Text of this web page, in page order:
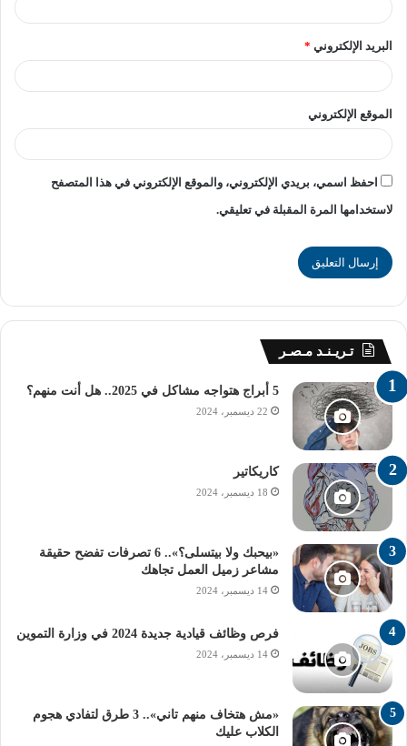
في المنطقة وبين منظمة البكالوريا الدولية، مما يضمن تبادل
أفضل الممارسات، وكذلك التوسع في مدارس البكالوريا
وقد حضر اللقاء من هيئة “البكالوريا الدولية” السيد أدريان
الدين مدير تطوير واعتماد البكالوريا الدولية في مصر.
الفني حضرت إيمان صبرى مساعد الوزير لشؤون التعليم
الخاص، و شيرين حمدى مستشارة الوزير للعلاقات الدولية
الوزير، والدكتورة رشا الجيوشى منسق الوزارة للشؤون
الأكاديمية للمدارس الدولية، وأميرة عوض منسق الوزارة
أولي بيكا هاينونين
راديو الجامعة محمد عبداللطيف
وزير التربية والتعليم والتعليم الفني
البريد الإلكتروني *
الموقع الإلكتروني
احفظ اسمي، بريدي الإلكتروني، والموقع الإلكتروني في هذا المتصفح
لاستخدامها المرة المقبلة في تعليقي.
تـريـنـد مـصـر
5 أبراج هتواجه مشاكل في 2025.. هل أنت منهم؟
22 ديسمبر، 2024
كاريكاتير
18 ديسمبر، 2024
«بيحبك ولا بيتسلى؟».. 6 تصرفات تفضح حقيقة
مشاعر زميل العمل تجاهك
14 ديسمبر، 2024
فرص وظائف قيادية جديدة 2024 في وزارة التموين
14 ديسمبر، 2024
«مش هتخاف منهم تاني».. 3 طرق لتفادي هجوم
الكلاب عليك